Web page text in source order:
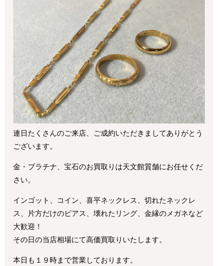
連日たくさんのご来店、ご成約いただきましてありがとう
ございます。
金・プラチナ、宝石のお買取りは天文館質舗にお任せくだ
さい。
インゴット、コイン、喜平ネックレス、切れたネックレ
ス、片方だけのピアス、壊れたリング、金縁のメガネなど
大歓迎！
その日の当店相場にて高価買取りいたします。
本日も１９時まで営業しております。